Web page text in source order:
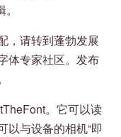
，请转到蓬勃发展
体专家社区。发布
。它可以读
以与设备的相机“即